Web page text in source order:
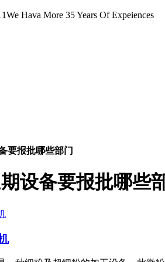
We Hava More 35 Years Of Expeiences
要报批哪些部门
设备要报批哪些